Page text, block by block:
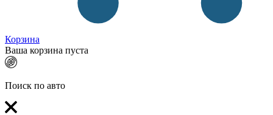
Корзина
Ваша корзина пуста
Поиск по авто